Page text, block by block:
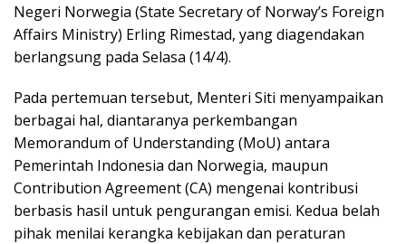
Negeri Norwegia (State Secretary of Norway’s Foreign
Affairs Ministry) Erling Rimestad, yang diagendakan
berlangsung pada Selasa (14/4).
Pada pertemuan tersebut, Menteri Siti menyampaikan
berbagai hal, diantaranya perkembangan
Memorandum of Understanding (MoU) antara
Pemerintah Indonesia dan Norwegia, maupun
Contribution Agreement (CA) mengenai kontribusi
berbasis hasil untuk pengurangan emisi. Kedua belah
pihak menilai kerangka kebijakan dan peraturan